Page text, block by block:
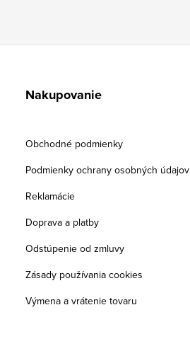
Nakupovanie
Obchodné podmienky
Podmienky ochrany osobných údajov
Reklamácie
Doprava a platby
Odstúpenie od zmluvy
Zásady používania cookies
Výmena a vrátenie tovaru